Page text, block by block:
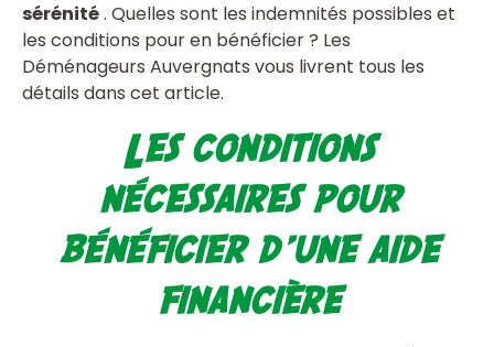
sérénité. Quelles sont les indemnités possibles et
les conditions pour en bénéficier ? Les
Déménageurs Auvergnats vous livrent tous les
détails dans cet article.
Les conditions
nécessaires pour
bénéficier d’une aide
financière